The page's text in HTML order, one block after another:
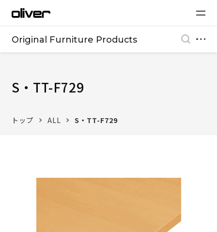
Original Furniture Products
S・TT-F729
トップ ALL S・TT-F729